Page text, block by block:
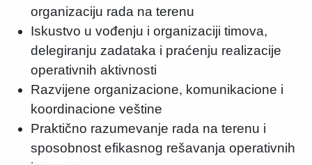
organizaciju rada na terenu
Iskustvo u vođenju i organizaciji timova,
delegiranju zadataka i praćenju realizacije
operativnih aktivnosti
Razvijene organizacione, komunikacione i
koordinacione veštine
Praktično razumevanje rada na terenu i
sposobnost efikasnog rešavanja operativnih